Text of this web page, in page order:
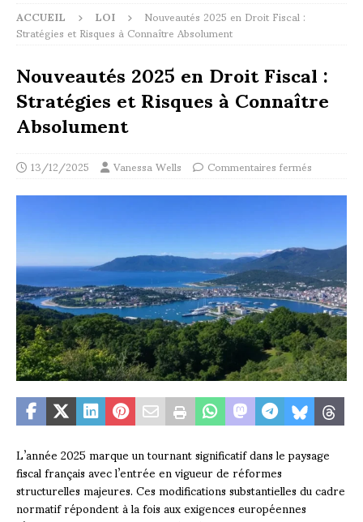
ACCUEIL LOI Nouveautés 2025 en Droit Fiscal :
Stratégies et Risques à Connaître Absolument
Nouveautés 2025 en Droit Fiscal :
Stratégies et Risques à Connaître
Absolument
13/12/2025 Vanessa Wells Commentaires fermés
L’année 2025 marque un tournant significatif dans le paysage
fiscal français avec l’entrée en vigueur de réformes
structurelles majeures. Ces modifications substantielles du cadre
normatif répondent à la fois aux exigences européennes